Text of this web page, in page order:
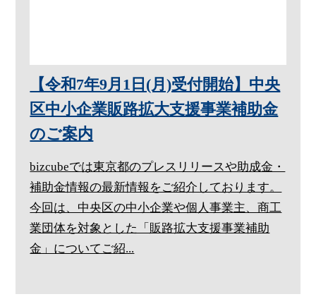
【令和7年9月1日(月)受付開始】中央
区中小企業販路拡大支援事業補助金
のご案内
bizcubeでは東京都のプレスリリースや助成金・
補助金情報の最新情報をご紹介しております。
今回は、中央区の中小企業や個人事業主、商工
業団体を対象とした「販路拡大支援事業補助
金」についてご紹...